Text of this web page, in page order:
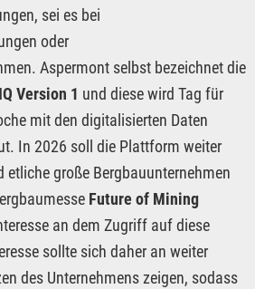
sei es bei
oder
Aspermont selbst bezeichnet die
Version 1 und diese wird Tag für
mit den digitalisierten Daten
In 2026 soll die Plattform weiter
etliche große Bergbauunternehmen
Future of Mining
an dem Zugriff auf diese
sollte sich daher an weiter
des Unternehmens zeigen, sodass